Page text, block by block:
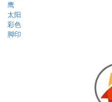
鹰
太阳
彩色
脚印